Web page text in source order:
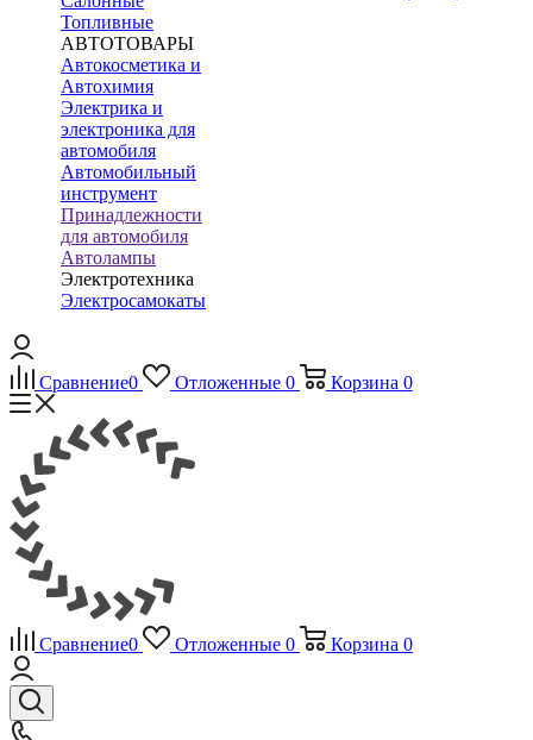
Топливные
АВТОТОВАРЫ
Автокосметика и
Автохимия
Электрика и
электроника для
автомобиля
Автомобильный
инструмент
Принадлежности
для автомобиля
Автолампы
Электротехника
Электросамокаты
Сравнение0 Отложенные 0 Корзина 0
Сравнение0 Отложенные 0 Корзина 0